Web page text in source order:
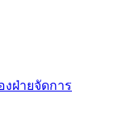
ฝ่ายจัดการ